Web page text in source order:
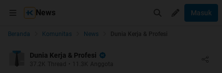
News Masuk
Beranda Komunitas News Dunia Kerja & Profesi
Dunia Kerja & Profesi
37.2K Thread • 11.3K Anggota